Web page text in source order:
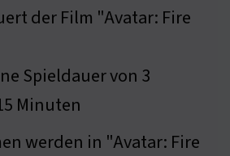
der Film "Avatar: Fire
Spieldauer von 3
Minuten
werden in "Avatar: Fire